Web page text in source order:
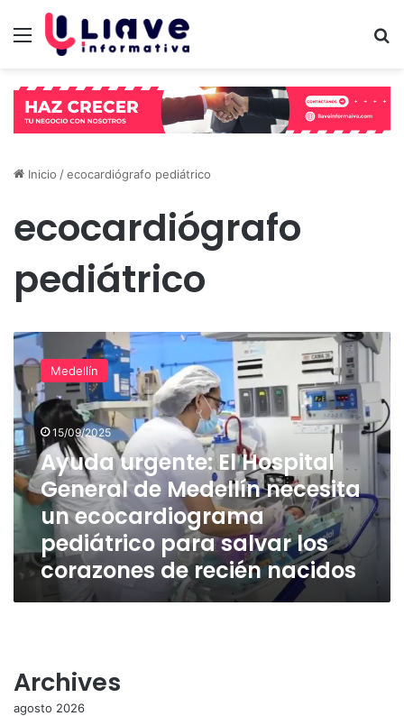
Menú
Inicio /ecocardiógrafo pediátrico
ecocardiógrafo
pediátrico
Ayuda
urgente:
El
Hospital
General
de
Medellín
necesita
un
ecocardiograma
pediátrico
salvar
corazones
Medellín
15/09/2025
Ayuda urgente: El Hospital
General de Medellín necesita
un ecocardiograma
pediátrico para salvar los
corazones de recién nacidos
Archives
agosto 2026